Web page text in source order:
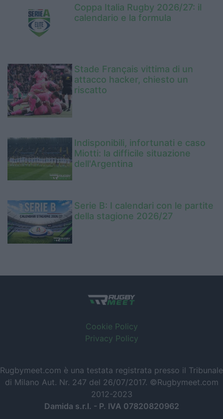
Coppa Italia Rugby 2026/27: il
calendario e la formula
Stade Français vittima di un
attacco hacker, chiesto un
riscatto
Indisponibili, infortunati e caso
Miotti: la difficile situazione
dell'Argentina
Serie B: I calendari con le partite
della stagione 2026/27
Cookie Policy
Privacy Policy
Rugbymeet.com è una testata registrata presso il Tribunale
di Milano Aut. Nr. 247 del 26/07/2017. ©Rugbymeet.com
2012-2023
Damida s.r.l. - P. IVA 07820820962